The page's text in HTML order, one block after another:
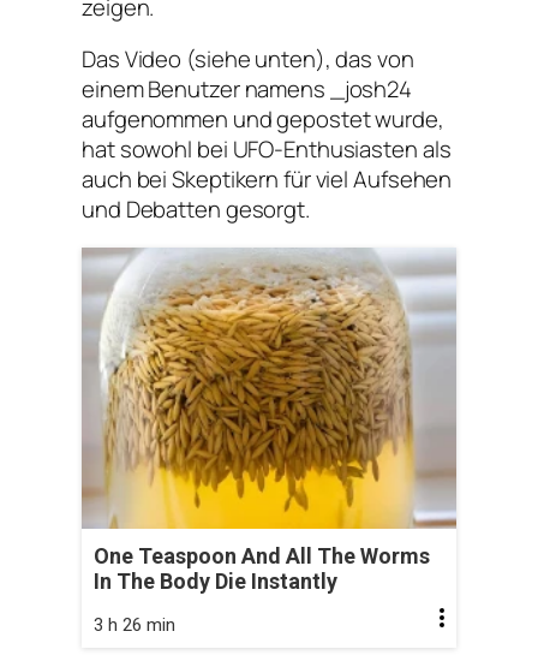
zeigen.
Das Video (siehe unten), das von
einem Benutzer namens _josh24
aufgenommen und gepostet wurde,
hat sowohl bei UFO-Enthusiasten als
auch bei Skeptikern für viel Aufsehen
und Debatten gesorgt.
One Teaspoon And All The Worms
In The Body Die Instantly
3 h 26 min